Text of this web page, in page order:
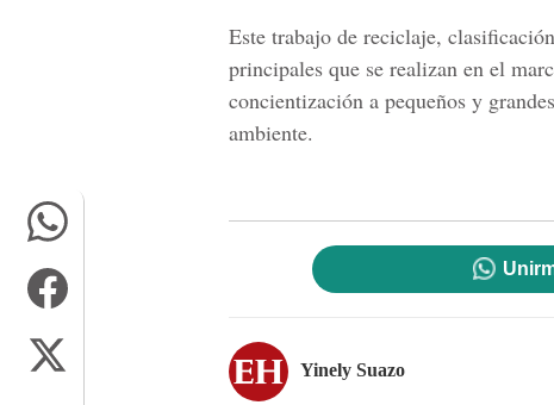
Este trabajo de reciclaje,
principales que se realizan en el
concientización a pequeños y
ambiente.
Yinely Suazo